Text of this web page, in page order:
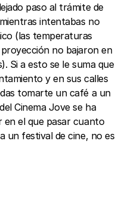
paso al trámite de
intentabas no
(las temperaturas
no bajaron en
Si a esto se le suma que
y en sus calles
tomarte un café a un
Cinema Jove se ha
el que pasar cuanto
un festival de cine, no es